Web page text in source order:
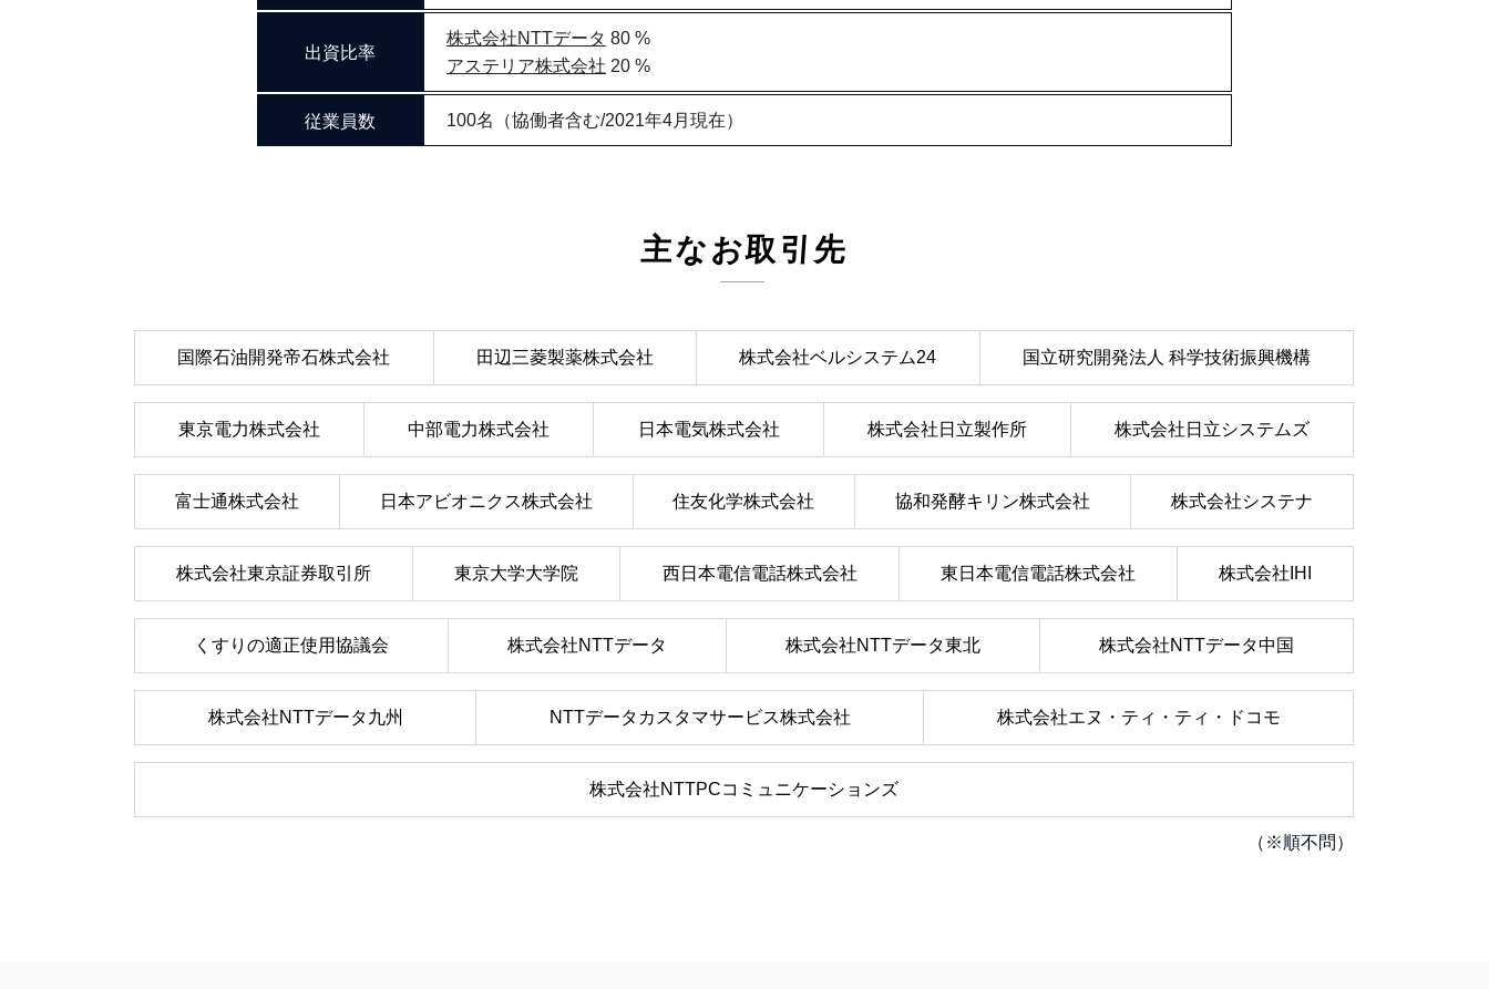
出資比率
株式会社NTTデータ 80 %
アステリア株式会社 20 %
従業員数 100名（協働者含む/2021年4月現在）
主なお取引先
国際石油開発帝石株式会社 田辺三菱製薬株式会社 株式会社ベルシステム24 国立研究開発法人 科学技術振興機構
東京電力株式会社 中部電力株式会社 日本電気株式会社 株式会社日立製作所 株式会社日立システムズ
富士通株式会社 日本アビオニクス株式会社 住友化学株式会社 協和発酵キリン株式会社 株式会社システナ
株式会社東京証券取引所 東京大学大学院 西日本電信電話株式会社 東日本電信電話株式会社 株式会社IHI
くすりの適正使用協議会 株式会社NTTデータ 株式会社NTTデータ東北 株式会社NTTデータ中国
株式会社NTTデータ九州 NTTデータカスタマサービス株式会社 株式会社エヌ・ティ・ティ・ドコモ
株式会社NTTPCコミュニケーションズ
（※順不問）